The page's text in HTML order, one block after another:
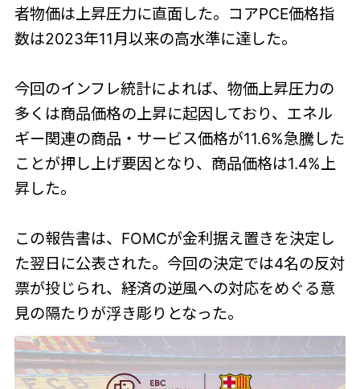
者物価は上昇圧力に直面した。コアPCE価格指
数は2023年11月以来の高水準に達した。
今回のインフレ統計によれば、物価上昇圧力の
多くは商品価格の上昇に起因しており、エネル
ギー関連の商品・サービス価格が11.6%急騰した
ことが押し上げ要因となり、商品価格は1.4%上
昇した。
この報告書は、FOMCが金利据え置きを決定し
た翌日に公表された。今回の決定では4名の反対
票が投じられ、経済の逆風への対応をめぐる意
見の隔たりが浮き彫りとなった。